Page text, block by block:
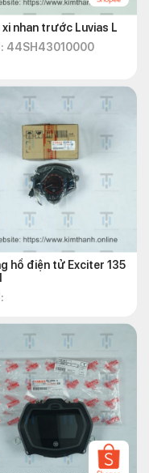
nhan trước Luvias L
44SH43010000
hồ điện tử Exciter 135